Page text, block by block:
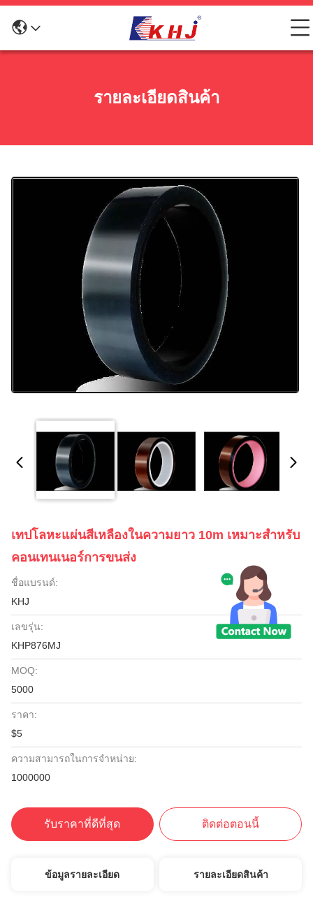
รายละเอียดสินค้า
เทปโลหะแผ่นสีเหลืองในความยาว 10m เหมาะสําหรับ
คอนเทนเนอร์การขนส่ง
ชื่อแบรนด์:
KHJ
เลขรุ่น:
KHP876MJ
MOQ:
5000
ราคา:
$5
ความสามารถในการจําหน่าย:
1000000
รับราคาที่ดีที่สุด ติดต่อตอนนี้
ข้อมูลรายละเอียด รายละเอียดสินค้า